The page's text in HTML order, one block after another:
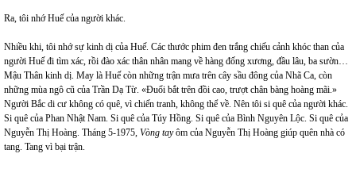
Ra, tôi nhớ Huế của người khác.
Nhiều khi, tôi nhớ sự kinh dị của Huế. Các thước phim đen trắng chiếu cảnh khóc than của
người Huế đi tìm xác, rồi đào xác thân nhân mang về hàng đống xương, đầu lâu, ba sườn…
Mậu Thân kinh dị. May là Huế còn những trận mưa trên cây sầu đông của Nhã Ca, còn
những mùa ngô cũ của Trần Dạ Từ. «Đuổi bắt trên đồi cao, trượt chân bàng hoàng mãi.»
Người Bắc di cư không có quê, vì chiến tranh, không thể về. Nên tôi si quê của người khác.
Si quê của Phan Nhật Nam. Si quê của Túy Hồng. Si quê của Bình Nguyên Lộc. Si quê của
Nguyễn Thị Hoàng. Tháng 5-1975, Vòng tayôm của Nguyễn Thị Hoàng giúp quên nhà có
tang. Tang vì bại trận.